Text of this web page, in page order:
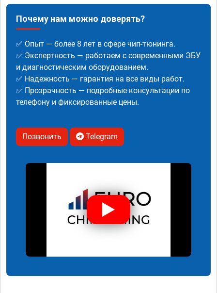
Почему нам можно доверять?
✅ Опыт — более 8 лет в сфере чип-тюнинга.
✅ Экспертность — работаем с современными ЭБУ
и диагностическим оборудованием.
✅ Надежность — гарантия на все виды работ.
✅ Прозрачность — подробные консультации по
телефону и фиксированные цены.
Позвонить Telegram